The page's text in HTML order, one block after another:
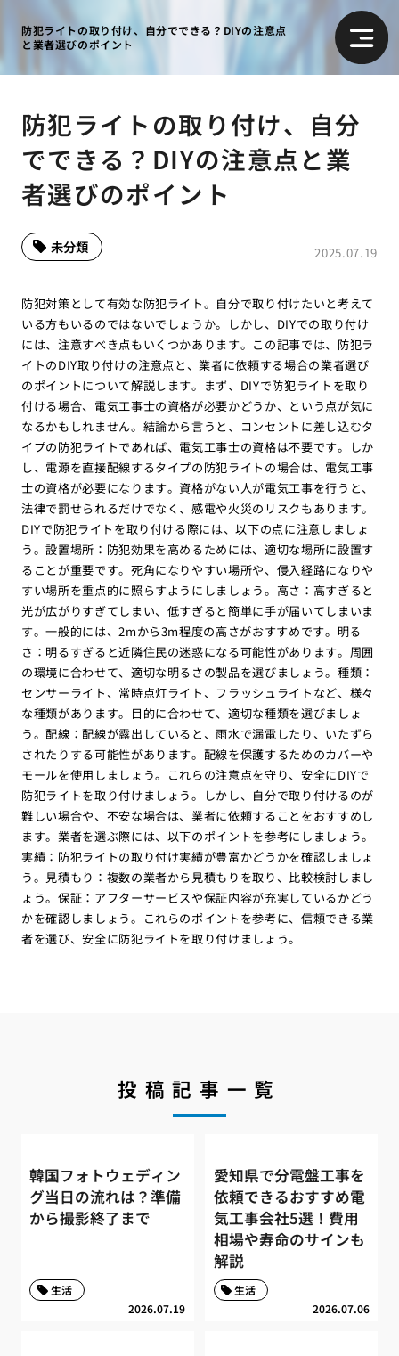
防犯ライトの取り付け、自分でできる？DIYの注意点
と業者選びのポイント
防犯ライトの取り付け、自分
でできる？DIYの注意点と業
者選びのポイント
2025.07.19
未分類
防犯対策として有効な防犯ライト。自分で取り付けたいと考えて
いる方もいるのではないでしょうか。しかし、DIYでの取り付け
には、注意すべき点もいくつかあります。この記事では、防犯ラ
イトのDIY取り付けの注意点と、業者に依頼する場合の業者選び
のポイントについて解説します。まず、DIYで防犯ライトを取り
付ける場合、電気工事士の資格が必要かどうか、という点が気に
なるかもしれません。結論から言うと、コンセントに差し込むタ
イプの防犯ライトであれば、電気工事士の資格は不要です。しか
し、電源を直接配線するタイプの防犯ライトの場合は、電気工事
士の資格が必要になります。資格がない人が電気工事を行うと、
法律で罰せられるだけでなく、感電や火災のリスクもあります。
DIYで防犯ライトを取り付ける際には、以下の点に注意しましょ
う。設置場所：防犯効果を高めるためには、適切な場所に設置す
ることが重要です。死角になりやすい場所や、侵入経路になりや
すい場所を重点的に照らすようにしましょう。高さ：高すぎると
光が広がりすぎてしまい、低すぎると簡単に手が届いてしまいま
す。一般的には、2mから3m程度の高さがおすすめです。明る
さ：明るすぎると近隣住民の迷惑になる可能性があります。周囲
の環境に合わせて、適切な明るさの製品を選びましょう。種類：
センサーライト、常時点灯ライト、フラッシュライトなど、様々
な種類があります。目的に合わせて、適切な種類を選びましょ
う。配線：配線が露出していると、雨水で漏電したり、いたずら
されたりする可能性があります。配線を保護するためのカバーや
モールを使用しましょう。これらの注意点を守り、安全にDIYで
防犯ライトを取り付けましょう。しかし、自分で取り付けるのが
難しい場合や、不安な場合は、業者に依頼することをおすすめし
ます。業者を選ぶ際には、以下のポイントを参考にしましょう。
実績：防犯ライトの取り付け実績が豊富かどうかを確認しましょ
う。見積もり：複数の業者から見積もりを取り、比較検討しまし
ょう。保証：アフターサービスや保証内容が充実しているかどう
かを確認しましょう。これらのポイントを参考に、信頼できる業
者を選び、安全に防犯ライトを取り付けましょう。
投稿記事一覧
韓国フォトウェディン
グ当日の流れは？準備
から撮影終了まで
2026.07.19
生活
愛知県で分電盤工事を
依頼できるおすすめ電
気工事会社5選！費用
相場や寿命のサインも
解説
2026.07.06
生活